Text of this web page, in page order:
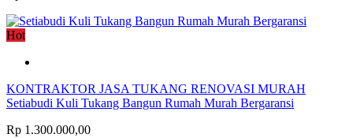
Hot
KONTRAKTOR JASA TUKANG RENOVASI MURAH
Setiabudi Kuli Tukang Bangun Rumah Murah Bergaransi
Rp 1.300.000,00